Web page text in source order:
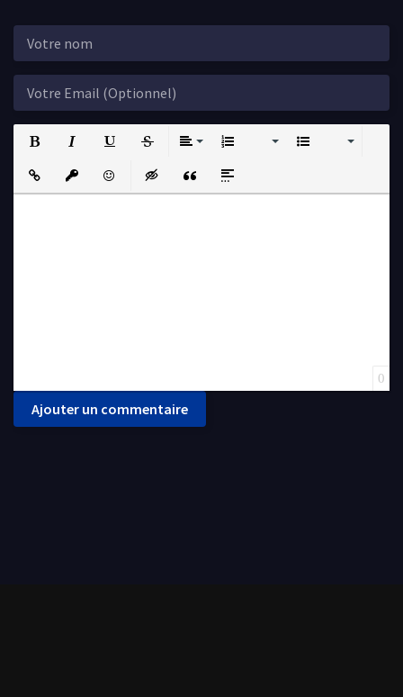
Strikethrough
Insert LinkInsert protected link
EmoticonsInsert hidden text
Insert QuoteInsert spoiler
0
Ajouter un commentaire